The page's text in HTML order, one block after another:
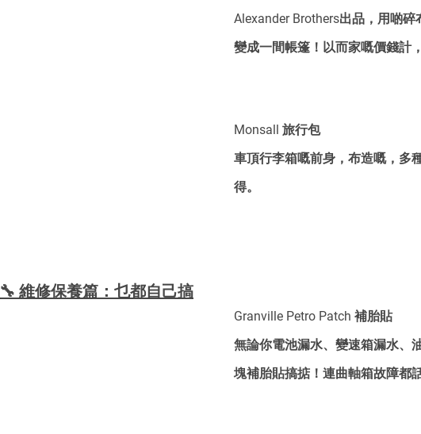
Alexander Brothers出品，用啲
變成一間帳篷！以而家嘅價錢計
Monsall 旅行包
車頂行李箱嘅前身，布造嘅，多
得。
🔧 維修保養篇：乜都自己搞
Granville Petro Patch 補胎貼
無論你電池漏水、變速箱漏水、
塊補胎貼搞掂！連曲軸箱故障都